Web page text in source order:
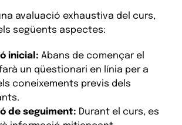
avaluació exhaustiva del curs,
següents aspectes:
inicial: Abans de començar el
un qüestionari en línia per a
coneixements previs dels
de seguiment: Durant el curs, es